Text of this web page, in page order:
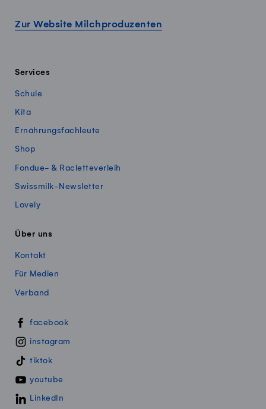
Zur Website Milchproduzenten
Services
Schule
Kita
Ernährungsfachleute
Shop
Fondue- & Racletteverleih
Swissmilk-Newsletter
Lovely
Über uns
Kontakt
Für Medien
Verband
Swissmillk auf Social Media
facebook
instagram
tiktok
youtube
LinkedIn